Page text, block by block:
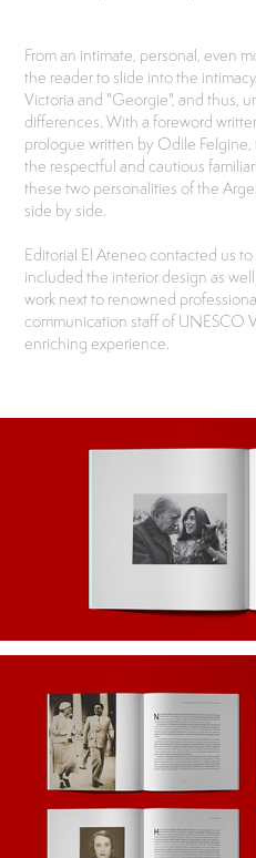
From an intimate, personal, even
the reader to slide into the
Victoria and "Georgie", and thus,
differences. With a foreword
prologue written by Odile
the respectful and cautious
these two personalities of the
side by side.
Editorial El Ateneo contacted us
included the interior design as
work next to renowned
communication staff of UNESCO
enriching experience.